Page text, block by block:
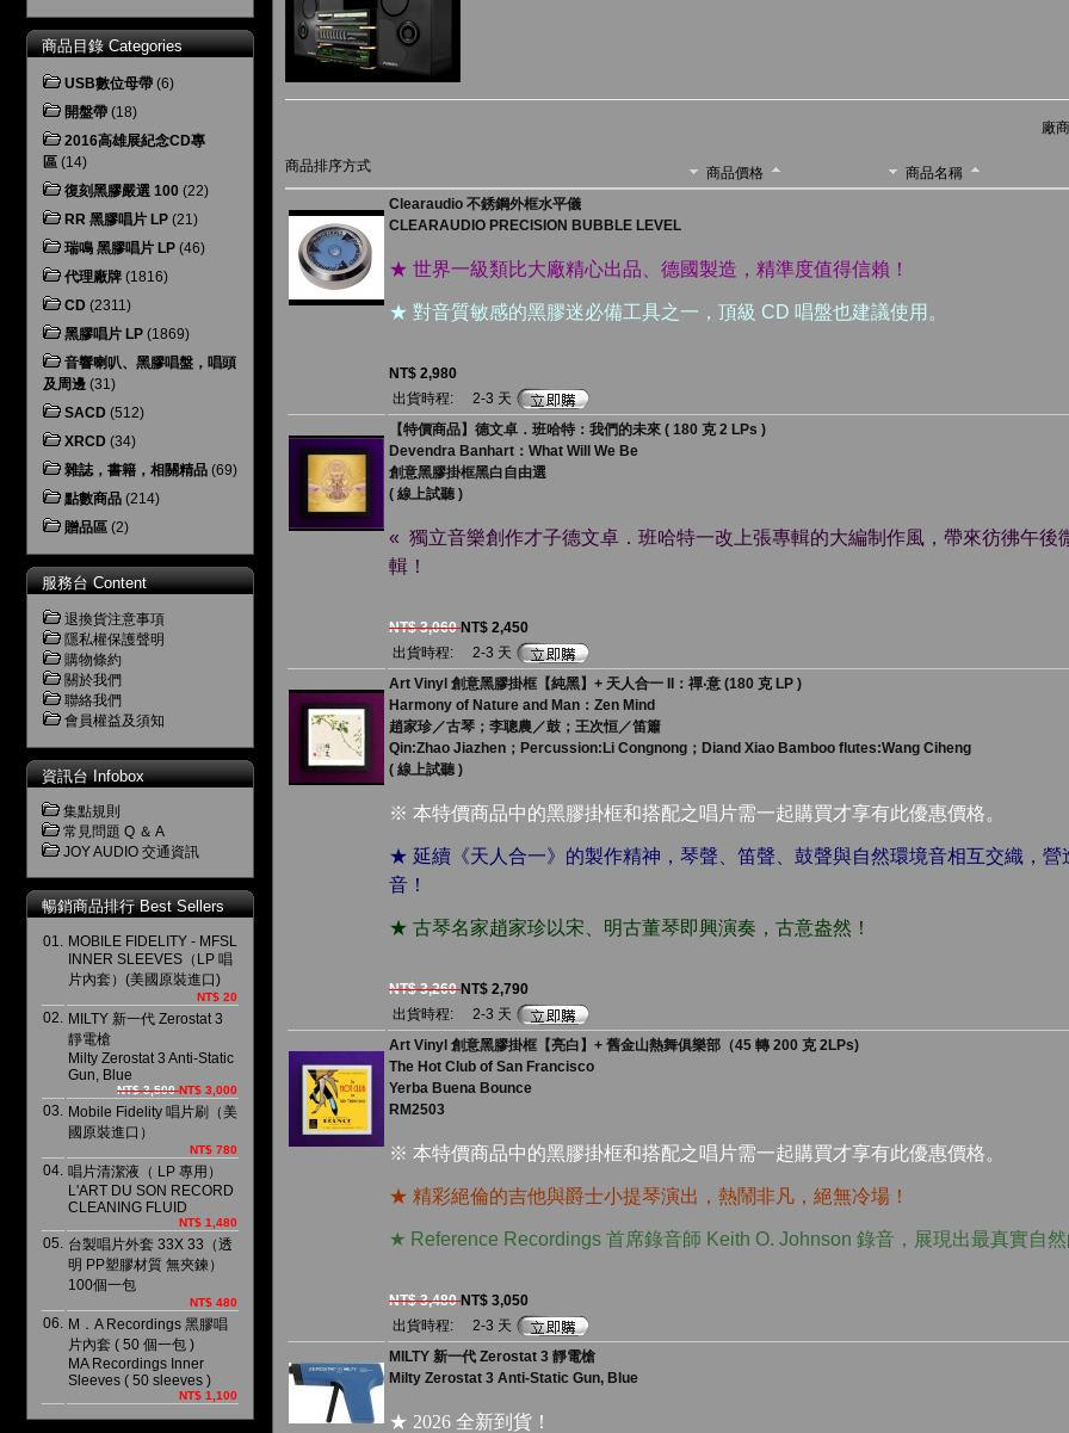
商品目錄 Categories
USB數位母帶 (6)
開盤帶 (18)
2016高雄展紀念CD專
區 (14)
復刻黑膠嚴選 100 (22)
RR 黑膠唱片 LP (21)
瑞鳴 黑膠唱片 LP (46)
代理廠牌 (1816)
CD (2311)
黑膠唱片 LP (1869)
音響喇叭、黑膠唱盤，唱頭
及周邊 (31)
SACD (512)
XRCD (34)
雜誌，書籍，相關精品 (69)
點數商品 (214)
贈品區 (2)
服務台 Content
退換貨注意事項
隱私權保護聲明
購物條約
關於我們
聯絡我們
會員權益及須知
資訊台 Infobox
集點規則
常見問題 Q ＆ A
JOY AUDIO 交通資訊
暢銷商品排行 Best Sellers
01. MOBILE FIDELITY - MFSL
INNER SLEEVES（LP 唱
片內套）(美國原裝進口)
NT$ 20
02. MILTY 新一代 Zerostat 3
靜電槍
Milty Zerostat 3 Anti-Static
Gun, Blue
NT$ 3,500NT$ 3,000
03. Mobile Fidelity 唱片刷（美
國原裝進口）
NT$ 780
04. 唱片清潔液（ LP 專用）
L'ART DU SON RECORD
CLEANING FLUID
NT$ 1,480
05. 台製唱片外套 33X 33（透
明 PP塑膠材質 無夾鍊）
100個一包
NT$ 480
06. M．A Recordings 黑膠唱
片內套 ( 50 個一包 )
MA Recordings Inner
Sleeves ( 50 sleeves )
NT$ 1,100
廠
商品排序方式 商品價格 商品名稱
Clearaudio 不銹鋼外框水平儀
CLEARAUDIO PRECISION BUBBLE LEVEL
★ 世界一級類比大廠精心出品、德國製造，精準度值得信賴！
★ 對音質敏感的黑膠迷必備工具之一，頂級 CD 唱盤也建議使用。
NT$ 2,980
出貨時程:
2-3 天
【特價商品】德文卓．班哈特：我們的未來 ( 180 克 2 LPs )
Devendra Banhart：What Will We Be
創意黑膠掛框黑白自由選
( 線上試聽 )
« 獨立音樂創作才子德文卓．班哈特一改上張專輯的大編制作風，帶來彷彿午後
輯！
NT$ 3,060NT$ 2,450
出貨時程:
2-3 天
Art Vinyl 創意黑膠掛框【純黑】+ 天人合一 II：禪‧意 (180 克 LP )
Harmony of Nature and Man：Zen Mind
趙家珍／古琴；李聰農／鼓；王次恒／笛簫
Qin:Zhao Jiazhen；Percussion:Li Congnong；Diand Xiao Bamboo flutes:Wang Ciheng
( 線上試聽 )
※ 本特價商品中的黑膠掛框和搭配之唱片需一起購買才享有此優惠價格。
★ 延續《天人合一》的製作精神，琴聲、笛聲、鼓聲與自然環境音相互交織，營
音！
★ 古琴名家趙家珍以宋、明古董琴即興演奏，古意盎然！
NT$ 3,260NT$ 2,790
出貨時程:
2-3 天
Art Vinyl 創意黑膠掛框【亮白】+ 舊金山熱舞俱樂部（45 轉 200 克 2LPs)
The Hot Club of San Francisco
Yerba Buena Bounce
RM2503
※ 本特價商品中的黑膠掛框和搭配之唱片需一起購買才享有此優惠價格。
★ 精彩絕倫的吉他與爵士小提琴演出，熱鬧非凡，絕無冷場！
★ Reference Recordings 首席錄音師 Keith O. Johnson 錄音，展現出最真實自然
NT$ 3,480NT$ 3,050
出貨時程:
2-3 天
MILTY 新一代 Zerostat 3 靜電槍
Milty Zerostat 3 Anti-Static Gun, Blue
★ 2026 全新到貨！